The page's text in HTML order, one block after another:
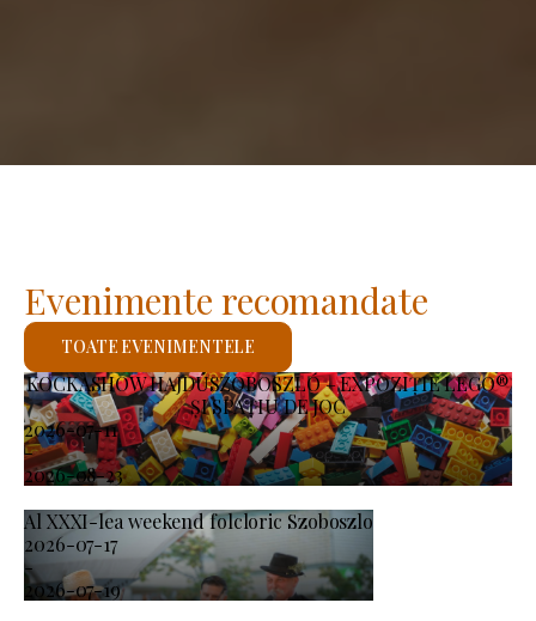
KOCKASHOW HAJDÚSZOBOSZLÓ – EXPOZIȚIE LEGO®
ȘI SPAȚIU DE JOC
2026-07-11
-
2026-08-23
Al XXXI-lea weekend folcloric Szoboszlo
2026-07-17
-
2026-07-19
Evenimente recomandate
TOATE EVENIMENTELE